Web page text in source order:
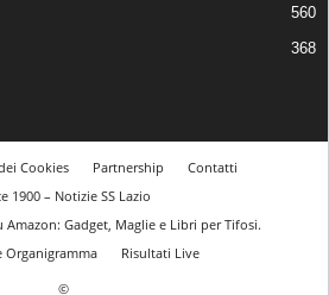
560
368
Cookies Partnership
Contatti
1900 – Notizie SS Lazio
Amazon: Gadget, Maglie e Libri per Tifosi.
Organigramma
Risultati Live
©